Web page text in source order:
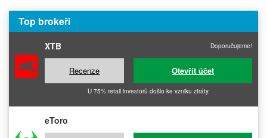
Top brokeři
XTB Doporučujeme!
Recenze Otevřít účet
U 75% retail investorů došlo ke vzniku ztráty.
eToro